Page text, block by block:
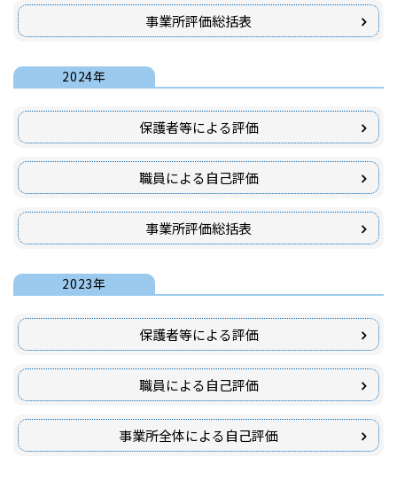
事業所評価総括表
2024年
保護者等による評価
職員による自己評価
事業所評価総括表
2023年
保護者等による評価
職員による自己評価
事業所全体による自己評価